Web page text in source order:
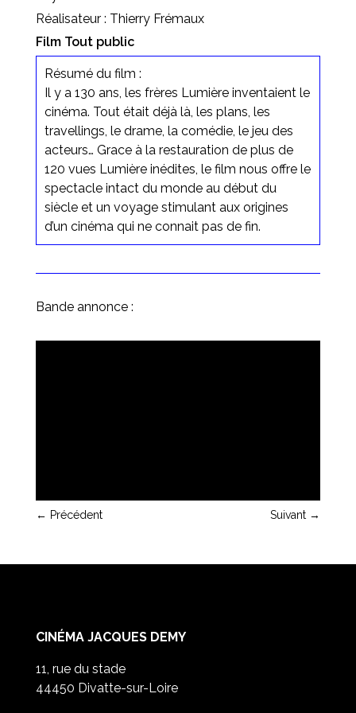
Réalisateur : Thierry Frémaux
Film Tout public
Résumé du film :
Il y a 130 ans, les frères Lumière inventaient le
cinéma. Tout était déjà là, les plans, les
travellings, le drame, la comédie, le jeu des
acteurs… Grace à la restauration de plus de
120 vues Lumière inédites, le film nous offre le
spectacle intact du monde au début du
siècle et un voyage stimulant aux origines
d’un cinéma qui ne connait pas de fin.
Bande annonce :
← Précédent Suivant →
CINÉMA JACQUES DEMY
11, rue du stade
44450 Divatte-sur-Loire